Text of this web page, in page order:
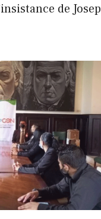
de Josep